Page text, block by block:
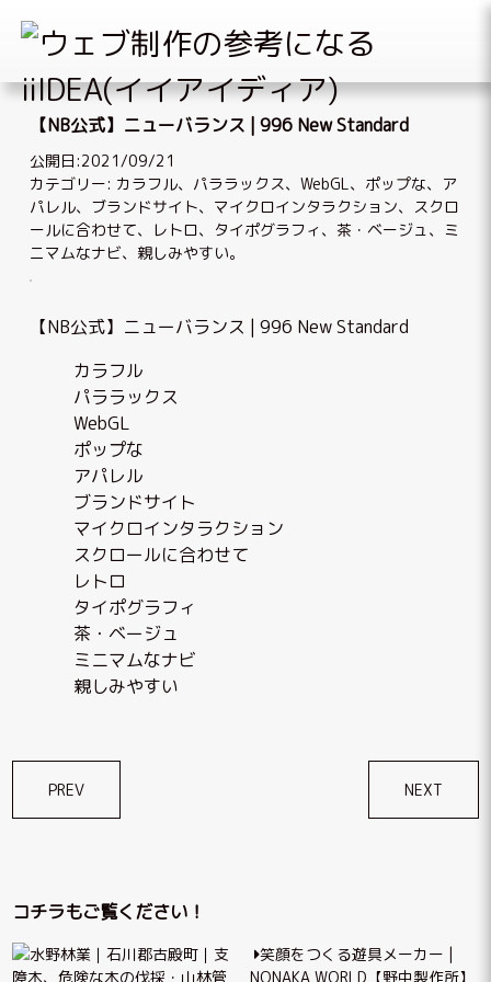
Skip
content
【NB公式】ニューバランス | 996 New Standard
公開日:2021/09/21
カテゴリー: カラフル、 パララックス、WebGL、 ポップな、 ア
パレル、 ブランドサイト、 マイクロインタラクション、 スクロ
ールに合わせて、 レトロ、 タイポグラフィ、 茶・ベージュ、 ミ
ニマムなナビ、 親しみやすい。
【NB公式】ニューバランス | 996 New Standard
カラフル
パララックス
WebGL
ポップな
アパレル
ブランドサイト
マイクロインタラクション
スクロールに合わせて
レトロ
タイポグラフィ
茶・ベージュ
ミニマムなナビ
親しみやすい
稿
ゲ
ー
PREV NEXT
コチラもご覧ください！
笑顔をつくる遊具メーカー |
NONAKA WORLD【野中製作所】